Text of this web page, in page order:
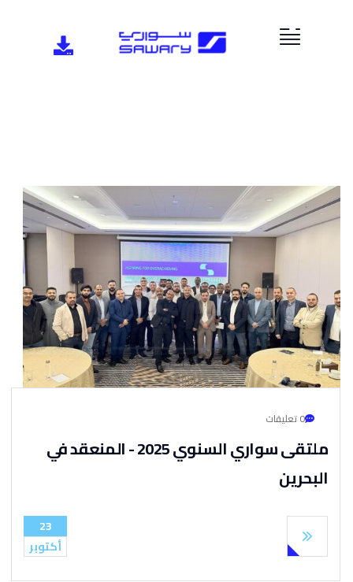
0 تعليقات
ملتقى سواري السنوي 2025 - المنعقد في
البحرين
23
أكتوبر